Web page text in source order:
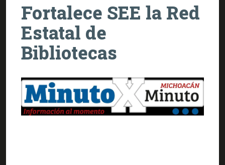
Fortalece SEE la Red
Estatal de
Bibliotecas